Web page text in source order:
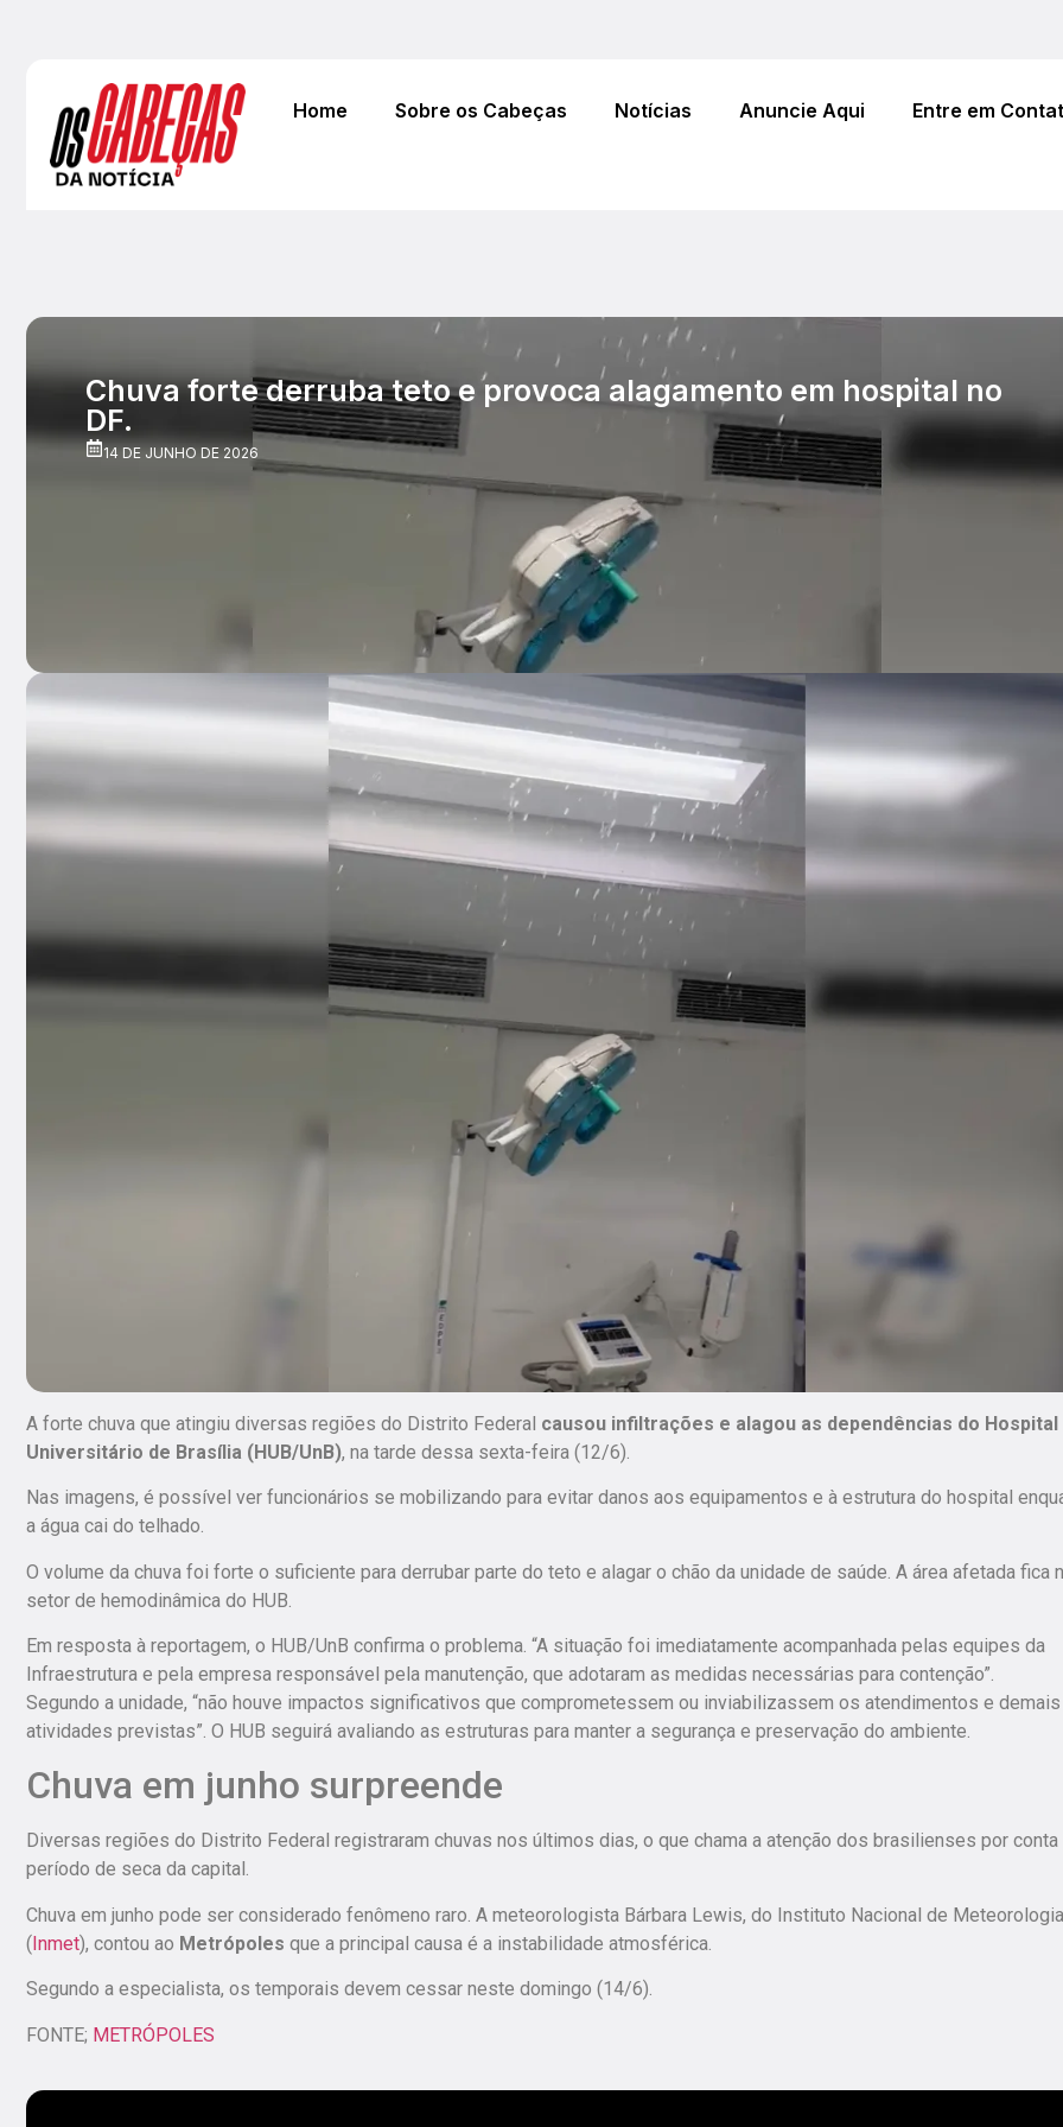
Home Sobre os Cabeças Notícias Anuncie Aqui Entre em
Chuva forte derruba teto e provoca alagamento em hospital no
DF.
14 DE JUNHO DE 2026
A forte chuva que atingiu diversas regiões do Distrito Federal causou infiltrações e alagou as dependências do Hospital
Universitário de Brasília (HUB/UnB), na tarde dessa sexta-feira (12/6).
Nas imagens, é possível ver funcionários se mobilizando para evitar danos aos equipamentos e à estrutura do hospital
a água cai do telhado.
O volume da chuva foi forte o suficiente para derrubar parte do teto e alagar o chão da unidade de saúde. A área afetada fica
setor de hemodinâmica do HUB.
Em resposta à reportagem, o HUB/UnB confirma o problema. “A situação foi imediatamente acompanhada pelas equipes da
Infraestrutura e pela empresa responsável pela manutenção, que adotaram as medidas necessárias para contenção”.
Segundo a unidade, “não houve impactos significativos que comprometessem ou inviabilizassem os atendimentos e demais
atividades previstas”. O HUB seguirá avaliando as estruturas para manter a segurança e preservação do ambiente.
Chuva em junho surpreende
Diversas regiões do Distrito Federal registraram chuvas nos últimos dias, o que chama a atenção dos brasilienses por conta
período de seca da capital.
Chuva em junho pode ser considerado fenômeno raro. A meteorologista Bárbara Lewis, do Instituto Nacional de Meteorologia
(Inmet), contou ao Metrópoles que a principal causa é a instabilidade atmosférica.
Segundo a especialista, os temporais devem cessar neste domingo (14/6).
FONTE; METRÓPOLES